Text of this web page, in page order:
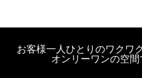
お客様一人ひとりのワクワ
オンリーワンの空間